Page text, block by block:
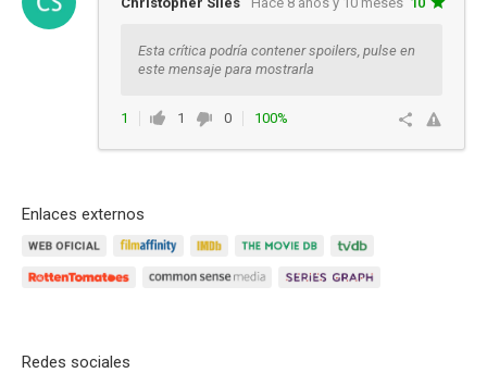
Esta crítica podría contener spoilers, pulse en
este mensaje para mostrarla
1 1 0
100%
Enlaces externos
Redes sociales